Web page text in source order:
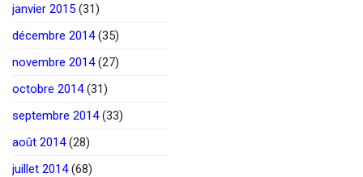
janvier 2015 (31)
décembre 2014(35)
novembre 2014(27)
octobre 2014(31)
septembre 2014(33)
août 2014(28)
juillet 2014(68)